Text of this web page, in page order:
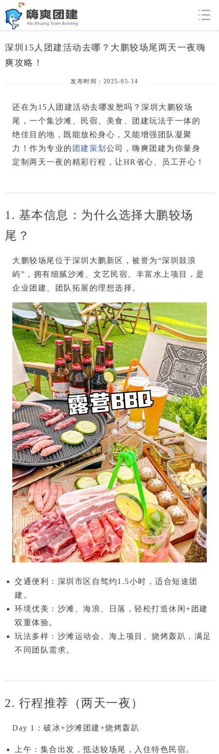
深圳15人团建活动去哪？大鹏较场尾两天一夜嗨
爽攻略！
发布时间：2025-05-14
还在为15人团建活动去哪发愁吗？深圳大鹏较场
尾，一个集沙滩、民宿、美食、团建玩法于一体的
绝佳目的地，既能放松身心，又能增强团队凝聚
力！作为专业的 团建策划 公司， 嗨爽团建为你量身
定制两天一夜的精彩行程，让HR省心、员工开心！
1. 基本信息：为什么选择大鹏较场
尾？
大鹏较场尾位于深圳大鹏新区，被誉为“深圳鼓浪
屿”，拥有细腻沙滩、文艺民宿、丰富水上项目
，是
企业团建、团队拓展 的理想选择。
交通便利
：深圳市区自驾约1.5小时，适合短途团
建。
环境优美 ：沙滩、海浪、日落，轻松打造休闲+团建
双重体验。
玩法多样 ：沙滩运动会、海上项目、烧烤轰趴，满足
不同团队需求。
2. 行程推荐（两天一夜）
Day 1：破冰+沙滩团建+烧烤轰趴
上午 ：集合出发，抵达较场尾，入住特色民宿。